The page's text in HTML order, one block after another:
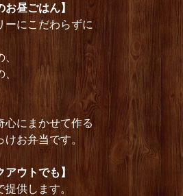
昼ごはん】
ーにこだわらずに
心にまかせて作る
お弁当です。
アウトでも】
供します。